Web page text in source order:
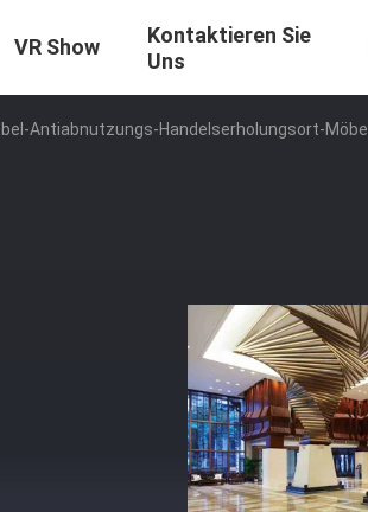
VR Show
Kontaktieren Sie
Uns
Antiabnutzungs-Handelserholungsort-Möbel